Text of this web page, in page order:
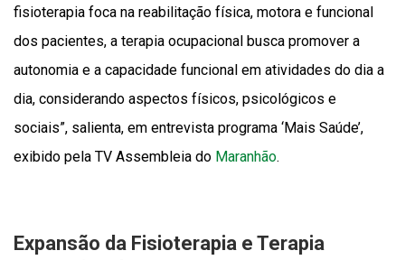
fisioterapia foca na reabilitação física, motora e funcional
dos pacientes, a terapia ocupacional busca promover a
autonomia e a capacidade funcional em atividades do dia a
dia, considerando aspectos físicos, psicológicos e
sociais”, salienta, em entrevista programa ‘Mais Saúde’,
exibido pela TV Assembleia do Maranhão.
Expansão da Fisioterapia e Terapia